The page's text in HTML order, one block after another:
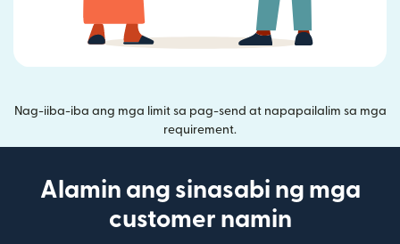
Nag-iiba-iba ang mga limit sa pag-send at napapailalim sa mga
requirement.
Alamin ang sinasabi ng mga
customer namin